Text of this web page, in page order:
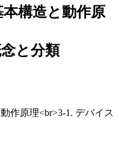
構造と動作原
と分類